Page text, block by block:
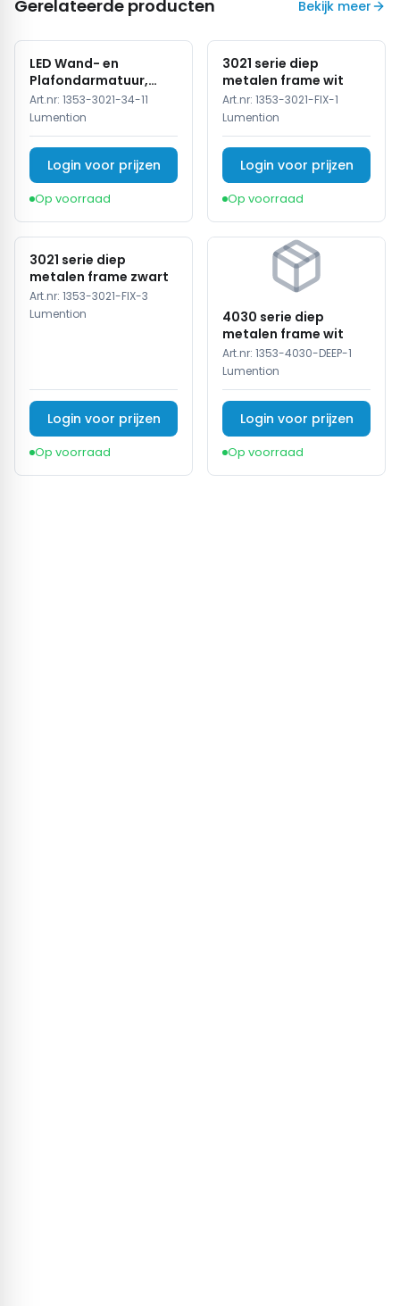
Gerelateerde producten Bekijk meer
LED Wand- en
Plafondarmatuur,
15W, 3CCT, Sensor,
IP54, Wit
Art.nr: 1353-3021-34-11
Lumention
Login voor prijzen
Op voorraad
3021 serie diep
metalen frame wit
Art.nr: 1353-3021-FIX-1
Lumention
Login voor prijzen
Op voorraad
3021 serie diep
metalen frame zwart
Art.nr: 1353-3021-FIX-3
Lumention
Login voor prijzen
Op voorraad
4030 serie diep
metalen frame wit
Art.nr: 1353-4030-DEEP-1
Lumention
Login voor prijzen
Op voorraad